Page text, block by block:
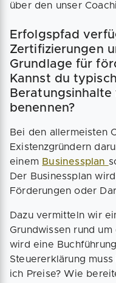
über den unser
Erfolgspfad
Zertifizierungen
Grundlage für
Kannst du
benennen?
Bei den allermeisten
Existenzgründern
einem Businessplan
Der Businessplan
Förderungen oder
Dazu vermitteln wir
Grundwissen rund
wird eine
Steuererklärung
ich Preise? Wie